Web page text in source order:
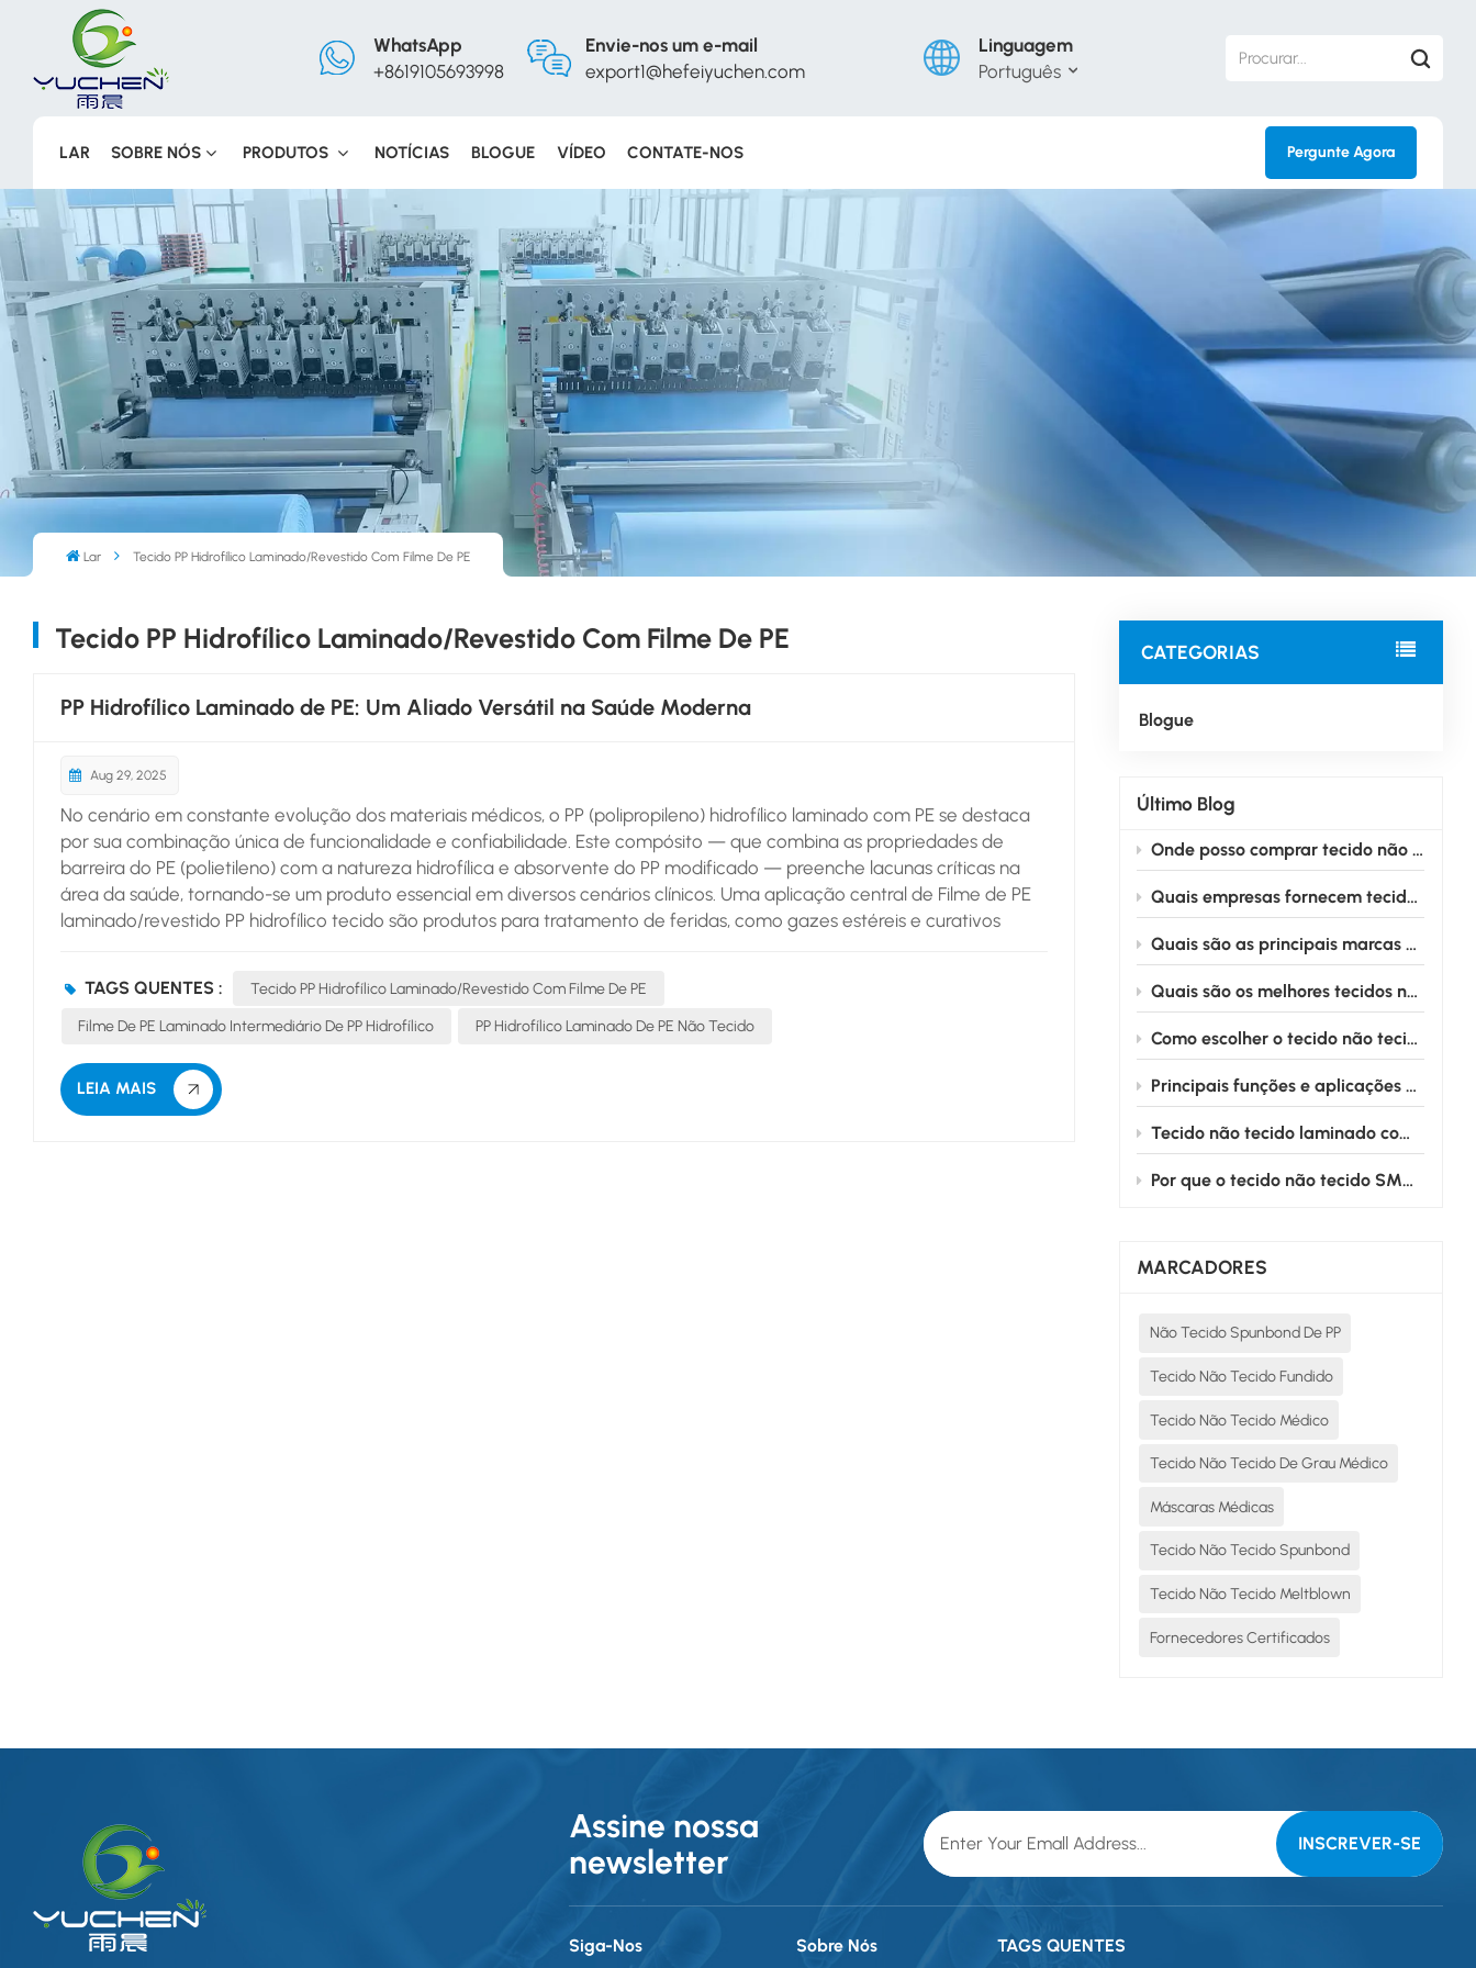
WhatsApp
+8619105693998
Envie-nos um e-mail
export1@hefeiyuchen.com
Linguagem
Português
عربي
LAR SOBRE NÓS PRODUTOS NOTÍCIAS BLOGUE VÍDEO CONTATE-NOS Pergunte Agora
Lar Tecido PP Hidrofílico Laminado/revestido Com Filme De PE
CATEGORIAS
Blogue
Último Blog
Onde posso comprar tecido não tecido de uso médico adequado para a produção de máscaras?
Quais empresas fornecem tecido não tecido para uso médico em grandes quantidades?
Quais são as principais marcas que fabricam tecido não tecido para uso médico?
Quais são os melhores tecidos não tecidos para aventais cirúrgicos na área médica?
Como escolher o tecido não tecido adequado para produtos médicos descartáveis
Principais funções e aplicações dos campos cirúrgicos fenestrados cardiovasculares
Tecido não tecido laminado com película de PE: da sala de cirurgia ao leito hospitalar, protegendo silenciosamente a segurança médica.
Por que o tecido não tecido SMS é o padrão ouro para aventais cirúrgicos descartáveis?
MARCADORES
Não Tecido Spunbond De PP
Tecido Não Tecido Fundido
Tecido Não Tecido Médico
Tecido Não Tecido De Grau Médico
Máscaras Médicas
Tecido Não Tecido Spunbond
Tecido Não Tecido Meltblown
Fornecedores Certificados
Tecido PP Hidrofílico Laminado/revestido Com Filme De PE
PP Hidrofílico Laminado de PE: Um Aliado Versátil na Saúde Moderna
Aug 29, 2025
No cenário em constante evolução dos materiais médicos, o PP (polipropileno) hidrofílico laminado com PE se destaca
por sua combinação única de funcionalidade e confiabilidade. Este compósito — que combina as propriedades de
barreira do PE (polietileno) com a natureza hidrofílica e absorvente do PP modificado — preenche lacunas críticas na
área da saúde, tornando-se um produto essencial em diversos cenários clínicos. Uma aplicação central de Filme de PE
laminado/revestido PP hidrofílico tecido são produtos para tratamento de feridas, como gazes estéreis e curativos
condiçã...
TAGS QUENTES : Tecido PP Hidrofílico Laminado/revestido Com Filme De PE
Filme De PE Laminado Intermediário De PP Hidrofílico PP Hidrofílico Laminado De PE Não Tecido
LEIA MAIS
Assine nossa
newsletter
Siga-Nos Sobre Nós TAGS QUENTES